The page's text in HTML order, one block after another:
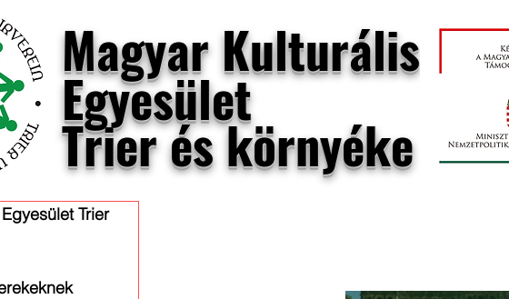
Magyar Kulturális
Egyesület
Trier és környéke
Trier